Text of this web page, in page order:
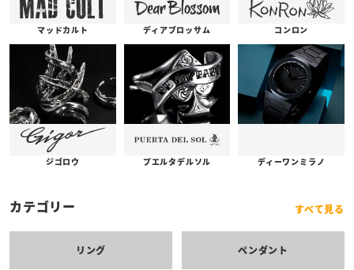
マッドカルト ディアブロッサム コンロン
ジゴロウ プエルタデルソル ディーワンミラノ
カテゴリー すべて見る
リング ペンダント